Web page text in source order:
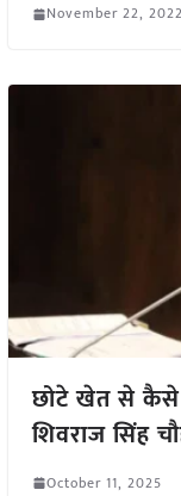
November 22, 2022
छोटे खेत से कैसे
शिवराज सिंह
October 11, 2025